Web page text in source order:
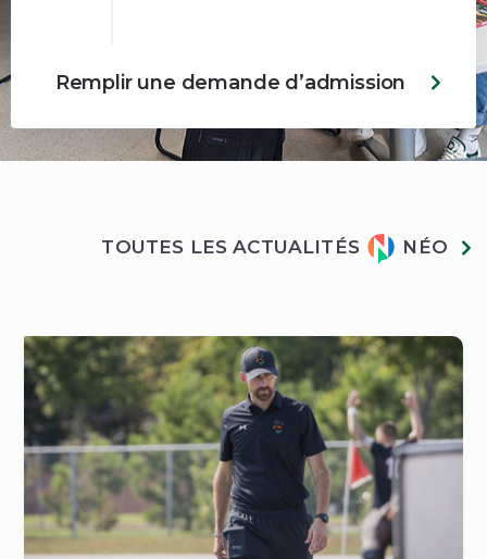
Remplir une demande d’admission
Actualités
TOUTES LES ACTUALITÉS NÉO